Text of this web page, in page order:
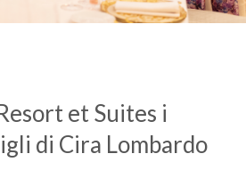
et Suites i
di Cira Lombardo